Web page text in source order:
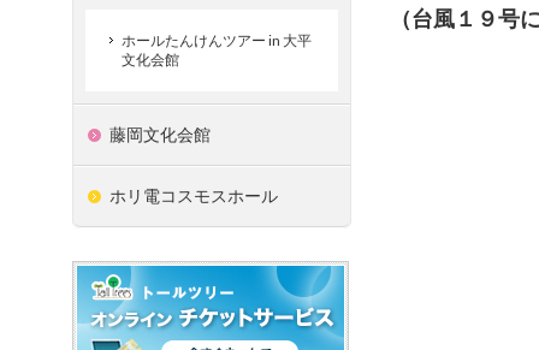
（台風１９号
ホールたんけんツアー in 大平
文化会館
藤岡文化会館
ホリ電コスモスホール